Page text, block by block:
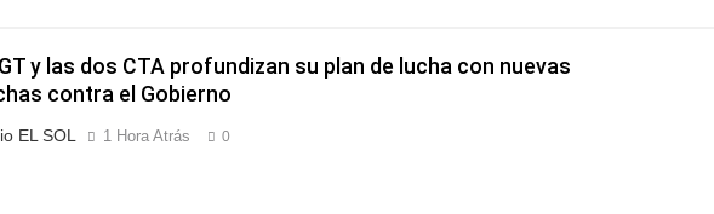
y las dos CTA profundizan su plan de lucha con nuevas
contra el Gobierno
EL SOL 1 Hora Atrás 0